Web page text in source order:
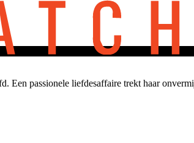
passionele liefdesaffaire trekt haar